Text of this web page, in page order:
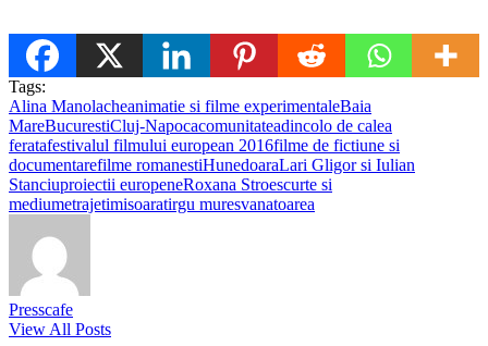
Tags:
Alina Manolacheanimatie si filme experimentaleBaia
MareBucurestiCluj-Napocacomunitateadincolo de calea
feratafestivalul filmului european 2016filme de fictiune si
documentarefilme romanestiHunedoaraLari Gligor si Iulian
Stanciuproiectii europeneRoxana Stroescurte si
mediumetrajetimisoaratirgu muresvanatoarea
Presscafe
View All Posts